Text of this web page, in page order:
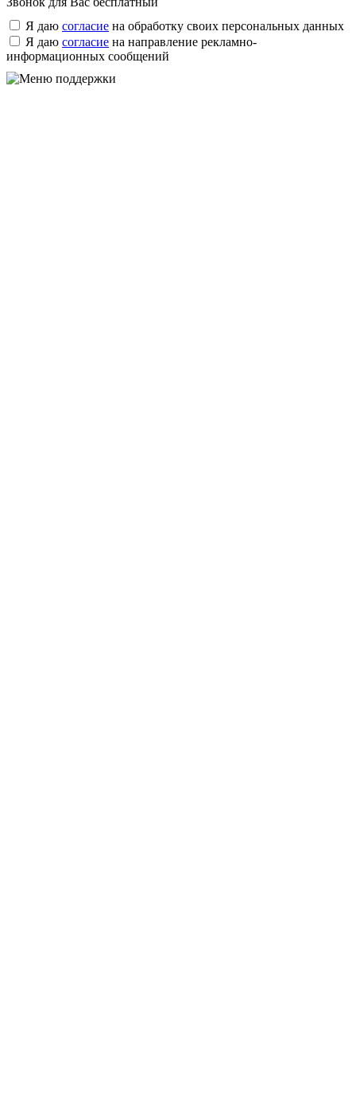
Я даю согласие на обработку своих персональных данных
Я даю согласие на направление рекламно-
информационных сообщений